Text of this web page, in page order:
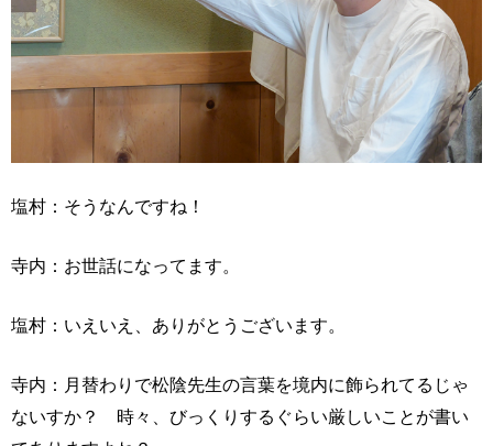
塩村：そうなんですね！
寺内：お世話になってます。
塩村：いえいえ、ありがとうございます。
寺内：月替わりで松陰先生の言葉を境内に飾られてるじゃ
ないすか？ 時々、びっくりするぐらい厳しいことが書い